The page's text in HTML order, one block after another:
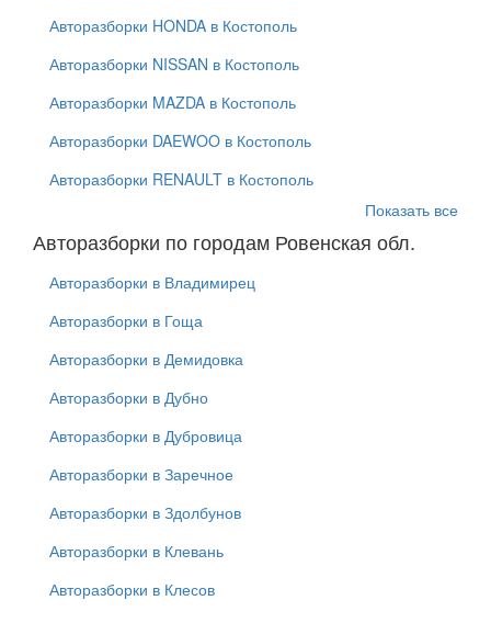
Авторазборки HONDA в Костополь
Авторазборки NISSAN в Костополь
Авторазборки MAZDA в Костополь
Авторазборки DAEWOO в Костополь
Авторазборки RENAULT в Костополь
Показать все
Авторазборки по городам Ровенская обл.
Авторазборки в Владимирец
Авторазборки в Гоща
Авторазборки в Демидовка
Авторазборки в Дубно
Авторазборки в Дубровица
Авторазборки в Заречное
Авторазборки в Здолбунов
Авторазборки в Клевань
Авторазборки в Клесов